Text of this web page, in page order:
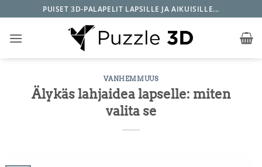
to
content
PUISET 3D-PALAPELIT LAPSILLE JA AIKUISILLE...
VANHEMMUUS
Älykäs lahjaidea lapselle: miten
valita se